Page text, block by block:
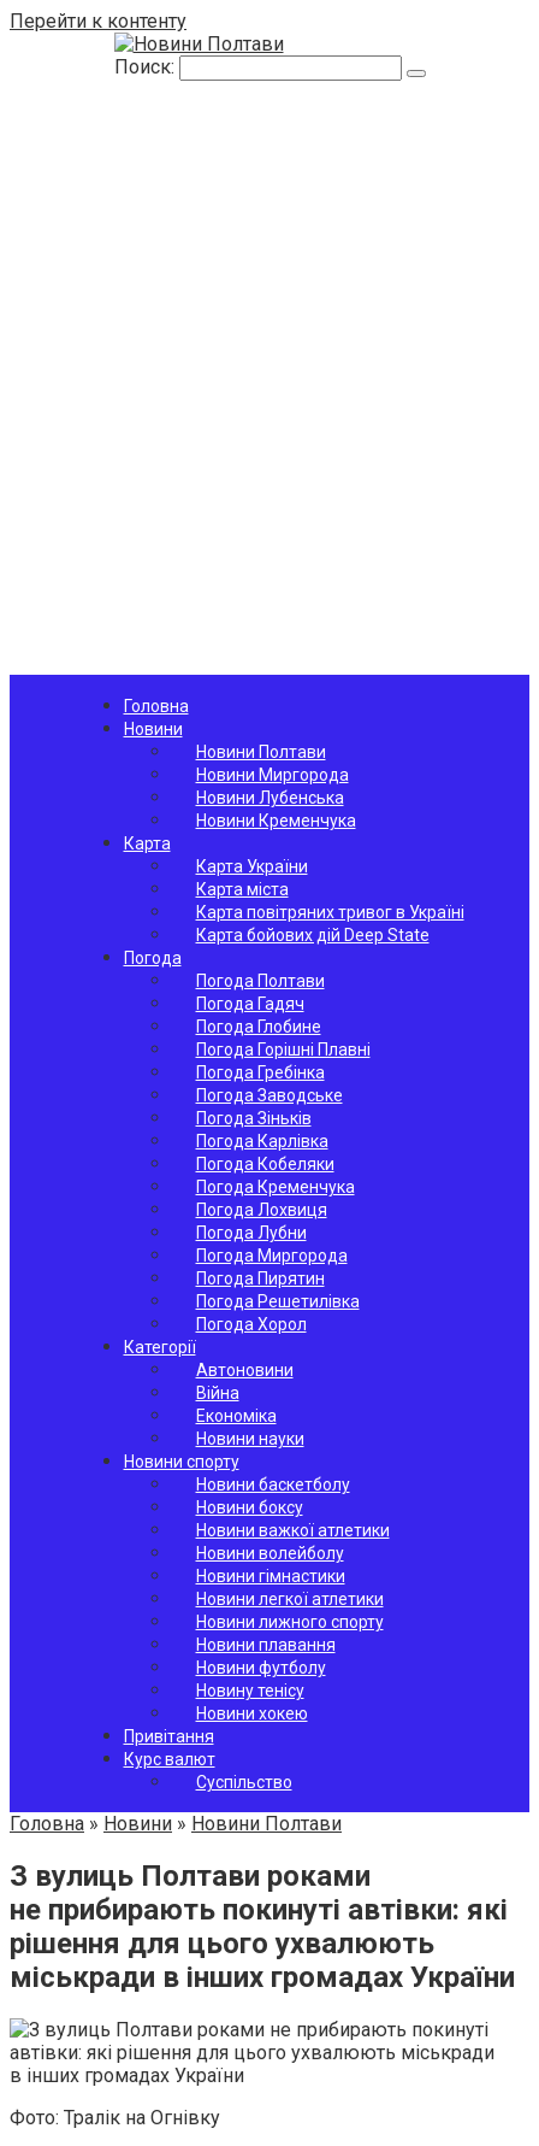
Перейти к контенту
Поиск:
Головна
Новини
Новини Полтави
Новини Миргорода
Новини Лубенська
Новини Кременчука
Карта
Карта України
Карта міста
Карта повітряних тривог в Україні
Карта бойових дій Deep State
Погода
Погода Полтави
Погода Гадяч
Погода Глобине
Погода Горішні Плавні
Погода Гребінка
Погода Заводське
Погода Зіньків
Погода Карлівка
Погода Кобеляки
Погода Кременчука
Погода Лохвиця
Погода Лубни
Погода Миргорода
Погода Пирятин
Погода Решетилівка
Погода Хорол
Категорії
Автоновини
Війна
Економіка
Новини науки
Новини спорту
Новини баскетболу
Новини боксу
Новини важкої атлетики
Новини волейболу
Новини гімнастики
Новини легкої атлетики
Новини лижного спорту
Новини плавання
Новини футболу
Новину тенісу
Новини хокею
Привітання
Курс валют
Суспільство
Головна » Новини » Новини Полтави
З вулиць Полтави роками
не прибирають покинуті автівки: які
рішення для цього ухвалюють
міськради в інших громадах України
Фото: Тралік на Огнівку